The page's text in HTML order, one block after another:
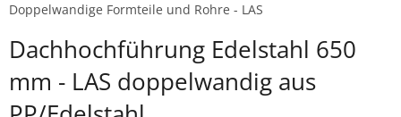
Doppelwandige Formteile und Rohre - LAS
Dachhochführung Edelstahl 650
mm - LAS doppelwandig aus